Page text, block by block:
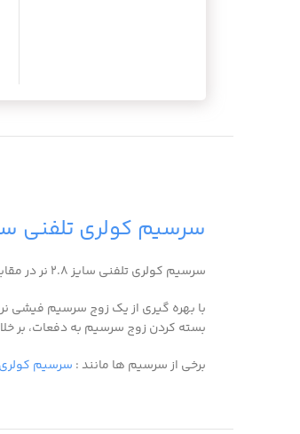
سرسیم کولری تلفنی سایز
سرسیم کولری تلفنی سایز ۲.۸ نر در مقابل سرسیم های فیشی مادگی جهت اتصال موقت دو سیم به یکدیگر استفاده می شود.
با بهره گیری از یک زوج سرسیم فیشی
بسته کردن زوج سرسیم به دفعات، بر
برخی از سرسیم ها مانند : سرسیم کولری